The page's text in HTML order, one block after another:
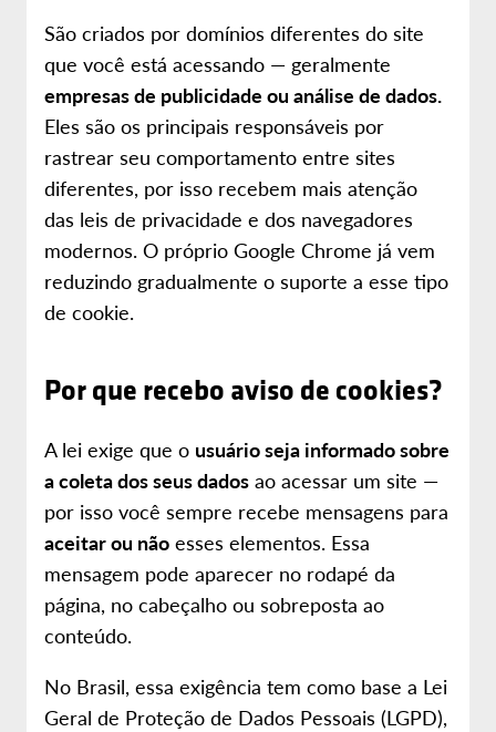
São criados por domínios diferentes do site
que você está acessando — geralmente
empresas de publicidade ou análise de dados.
Eles são os principais responsáveis por
rastrear seu comportamento entre sites
diferentes, por isso recebem mais atenção
das leis de privacidade e dos navegadores
modernos. O próprio Google Chrome já vem
reduzindo gradualmente o suporte a esse tipo
de cookie.
Por que recebo aviso de cookies?
A lei exige que o usuário seja informado sobre
a coleta dos seus dados ao acessar um site —
por isso você sempre recebe mensagens para
aceitar ou não esses elementos. Essa
mensagem pode aparecer no rodapé da
página, no cabeçalho ou sobreposta ao
conteúdo.
No Brasil, essa exigência tem como base a Lei
Geral de Proteção de Dados Pessoais (LGPD),